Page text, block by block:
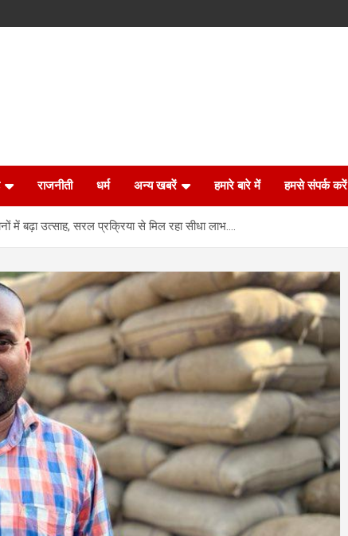
राजनीती धर्म अन्य खबरें हमारे बारे में हमसे संपर्क करें
में बढ़ा उत्साह, सरल प्रक्रिया से मिल रहा सीधा लाभ….